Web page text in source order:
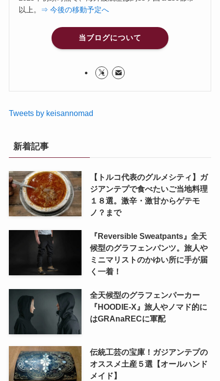
以上。
⇒ 今後の移動予定へ
当ブログについて
Tweets by keisannomad
新着記事
【トルコ代表のグルメシティ】ガ
ジアンテプで食べたいご当地料理
１８選。激辛・激甘からゲテモ
ノ？まで
『Reversible Sweatpants』全天
候型のグラフェンパンツ。旅人や
ミニマリストのかゆい所に手が届
く一着！
全天候型のグラフェンパーカー
『HOODIE-X』旅人やノマド的に
はGRAnaRECに軍配
伝統工芸の宝庫！ガジアンテプの
オススメ土産５選【オールハンド
メイド】